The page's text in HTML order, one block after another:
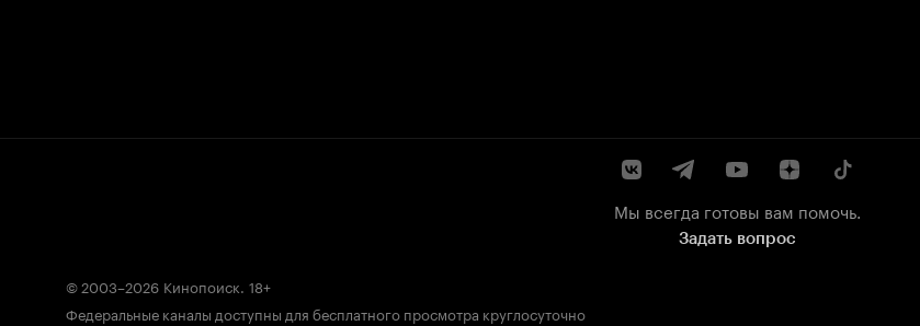
Мы всегда готовы вам помочь.
Задать вопрос
© 2003–2026 Кинопоиск. 18+
Федеральные каналы доступны для бесплатного просмотра круглосуточно